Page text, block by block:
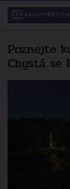
Poznejte
Chystá se